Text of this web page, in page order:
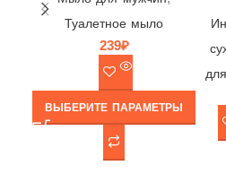
Туалетное мыло
239₽
ВЫБЕРИТЕ ПАРАМЕТРЫ